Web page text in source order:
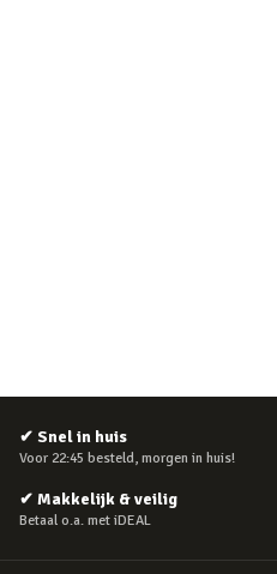
✔ Snel in huis
Voor 22:45 besteld, morgen in huis!
✔ Makkelijk & veilig
Betaal o.a. met iDEAL